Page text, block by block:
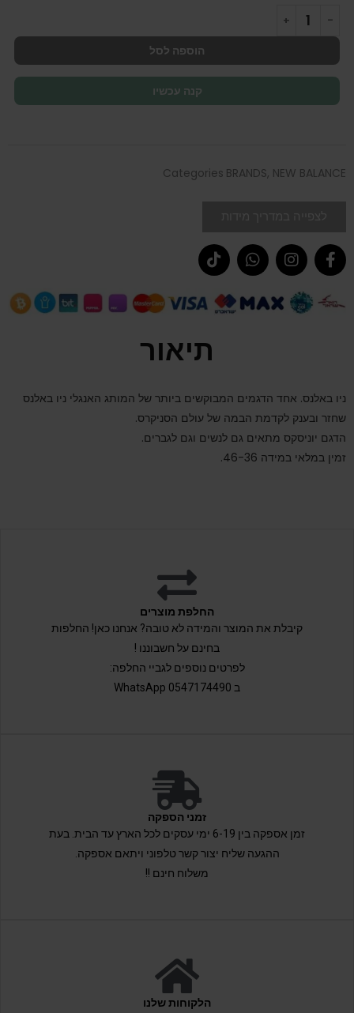
הוספה לסל
קנה עכשיו
Categories BRANDS, NEW BALANCE
תיאור
ניו באלנס. אחד הדגמים המבוקשים ביותר של המותג האנגלי ניו באלנס
שחזר ובענק לקדמת הבמה של עולם הסניקרס.
הדגם יוניסקס מתאים גם לנשים וגם לגברים.
זמין במלאי במידה 46-36.
החלפת מוצרים
קיבלת את המוצר והמידה לא טובה? אנחנו כאן! החלפות
בחינם על חשבוננו !
לפרטים נוספים לגביי החלפה:
ב 0547174490 WhatsApp
זמני הספקה
זמן אספקה בין 6-19 ימי עסקים לכל הארץ עד הבית. בעת
ההגעה שליח יצור קשר טלפוני ויתאם אספקה.
משלוח חינם !!
הלקוחות שלנו